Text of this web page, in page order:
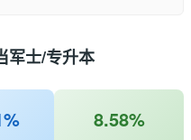
军士/专升本
8.58%